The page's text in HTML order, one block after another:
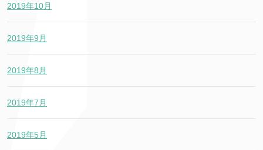
2019年10月
2019年9月
2019年8月
2019年7月
2019年5月